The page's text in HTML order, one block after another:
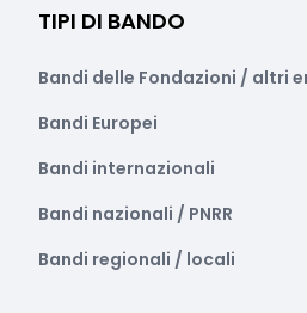
TIPI DI BANDO
Bandi delle Fondazioni / altri
Bandi Europei
Bandi internazionali
Bandi nazionali / PNRR
Bandi regionali / locali